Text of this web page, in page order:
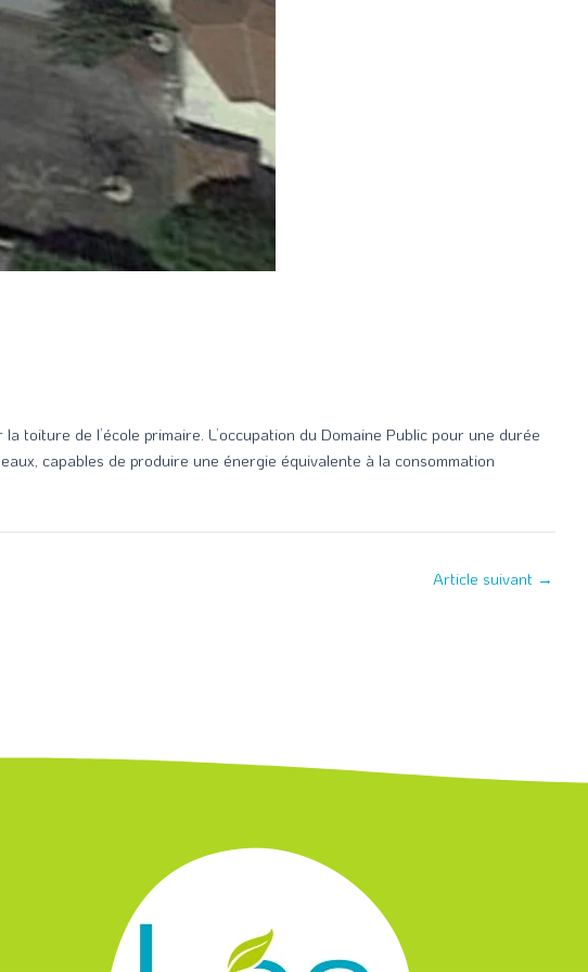
toiture de l’école primaire. L’occupation du Domaine Public pour une durée
capables de produire une énergie équivalente à la consommation
Article suivant →